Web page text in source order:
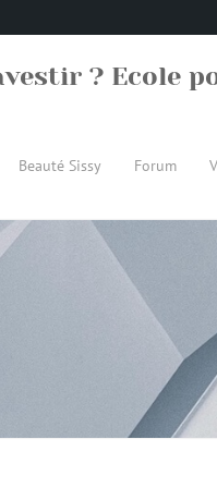
? Ecole
Beauté Sissy Forum